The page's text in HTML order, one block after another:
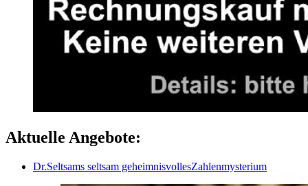
Aktuelle Angebote:
Dr.Seltsams seltsam geheimnisvollesZahlenmysterium